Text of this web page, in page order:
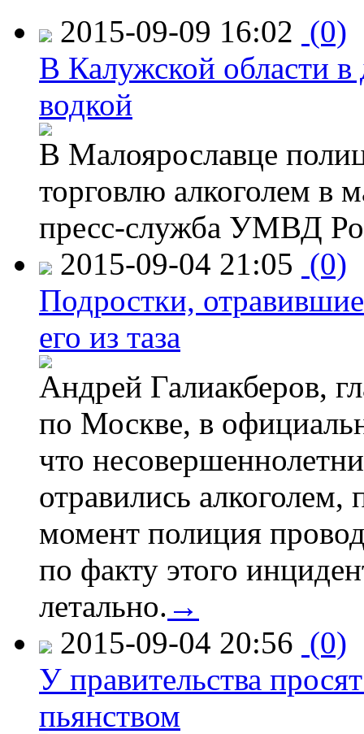
2015-09-09 16:02 (0)
В Калужской области в
водкой
В Малоярославце
торговлю алкоголем в
пресс-служба УМВД
2015-09-04 21:05 (0)
Подростки,
его из таза
Андрей Галиакберов,
по Москве, в
что
отравились
момент полиция
по факту этого
летально. →
2015-09-04 20:56 (0)
У правительства
пьянством